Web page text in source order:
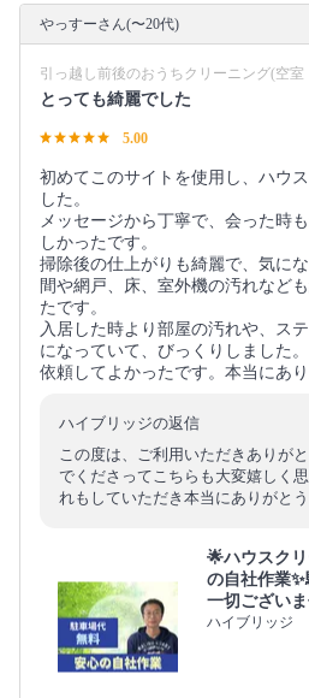
やっすーさん(〜20代)
引っ越し前後のおうちクリーニング(空室
とっても綺麗でした
5.00
初めてこのサイトを使用し、ハウ
した。
メッセージから丁寧で、会った時
しかったです。
掃除後の仕上がりも綺麗で、気に
間や網戸、床、室外機の汚れなど
たです。
入居した時より部屋の汚れや、ス
になっていて、びっくりしました。
依頼してよかったです。本当にあ
ハイブリッジの返信
この度は、ご利用いただきありが
でくださってこちらも大変嬉しく
れもしていただき本当にありがとう
🌟ハウスク
の自社作業
一切ござい
ハイブリッジ